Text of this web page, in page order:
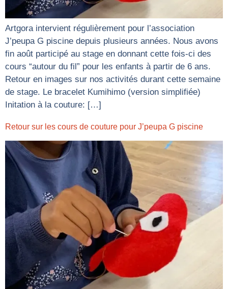
Artgora intervient régulièrement pour l’association
J’peupa G piscine depuis plusieurs années. Nous avons
fin août participé au stage en donnant cette fois-ci des
cours “autour du fil” pour les enfants à partir de 6 ans.
Retour en images sur nos activités durant cette semaine
de stage. Le bracelet Kumihimo (version simplifiée)
Initation à la couture: […]
Retour sur les cours de couture pour J’peupa G piscine